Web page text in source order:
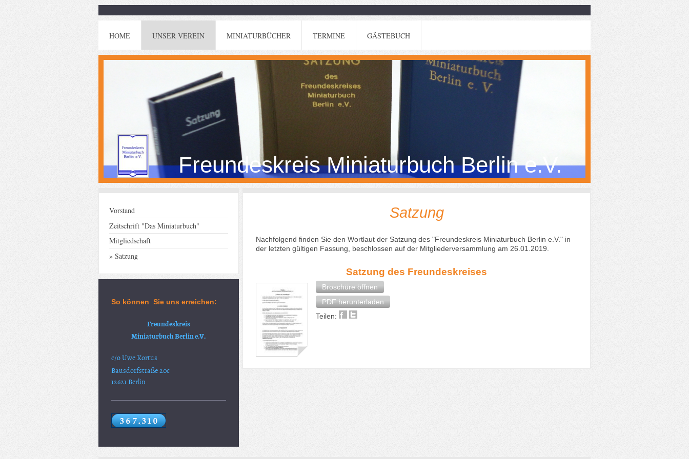
HOME UNSER VEREIN MINIATURBÜCHER TERMINE GÄSTEBUCH
Freundeskreis Miniaturbuch Berlin e.V.
Satzung
Nachfolgend finden Sie den Wortlaut der Satzung des "Freundeskreis Miniaturbuch Berlin e.V." in
der letzten gültigen Fassung, beschlossen auf der Mitgliederversammlung am 26.01.2019.
Satzung des Freundeskreises
Broschüre öffnen
PDF herunterladen
Teilen:
Vorstand
Zeitschrift "Das Miniaturbuch"
Mitgliedschaft
Satzung
So können Sie uns erreichen:
Freundeskreis
Miniaturbuch Berlin e.V.
c/o Uwe Kortus
Bausdorfstraße 20c
12621 Berlin